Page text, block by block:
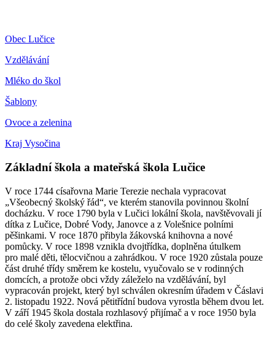
Obec Lučice
Vzdělávání
Mléko do škol
Šablony
Ovoce a zelenina
Kraj Vysočina
Základní škola a mateřská škola Lučice
V roce 1744 císařovna Marie Terezie nechala vypracovat
„Všeobecný školský řád“, ve kterém stanovila povinnou školní
docházku. V roce 1790 byla v Lučici lokální škola, navštěvovali jí
dítka z Lučice, Dobré Vody, Janovce a z Volešnice polními
pěšinkami. V roce 1870 přibyla žákovská knihovna a nové
pomůcky. V roce 1898 vznikla dvojtřídka, doplněna útulkem
pro malé děti, tělocvičnou a zahrádkou. V roce 1920 zůstala pouze
část druhé třídy směrem ke kostelu, vyučovalo se v rodinných
domcích, a protože obci vždy záleželo na vzdělávání, byl
vypracován projekt, který byl schválen okresním úřadem v Čáslavi
2. listopadu 1922. Nová pětitřídní budova vyrostla během dvou let.
V září 1945 škola dostala rozhlasový přijímač a v roce 1950 byla
do celé školy zavedena elektřina.